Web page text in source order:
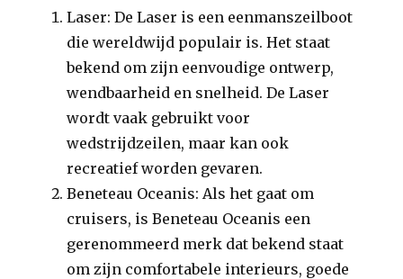
Laser: De Laser is een eenmanszeilboot
die wereldwijd populair is. Het staat
bekend om zijn eenvoudige ontwerp,
wendbaarheid en snelheid. De Laser
wordt vaak gebruikt voor
wedstrijdzeilen, maar kan ook
recreatief worden gevaren.
Beneteau Oceanis: Als het gaat om
cruisers, is Beneteau Oceanis een
gerenommeerd merk dat bekend staat
om zijn comfortabele interieurs, goede